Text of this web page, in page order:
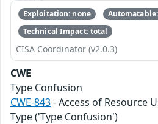
Exploitation: none
Technical Impact: total
CISA Coordinator (v2.0.3)
CWE
Type Confusion
CWE-843- Access of Resource
Type ('Type Confusion')